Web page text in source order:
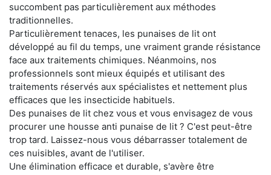
succombent pas particulièrement aux méthodes
traditionnelles.
Particulièrement tenaces, les punaises de lit ont
développé au fil du temps, une vraiment grande résistance
face aux traitements chimiques. Néanmoins, nos
professionnels sont mieux équipés et utilisant des
traitements réservés aux spécialistes et nettement plus
efficaces que les insecticide habituels.
Des punaises de lit chez vous et vous envisagez de vous
procurer une housse anti punaise de lit ? C'est peut-être
trop tard. Laissez-nous vous débarrasser totalement de
ces nuisibles, avant de l'utiliser.
Une élimination efficace et durable, s'avère être